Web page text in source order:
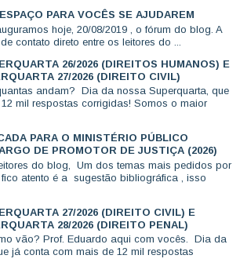
PARA VOCÊS SE AJUDAREM
hoje, 20/08/2019 , o fórum do blog. A
contato direto entre os leitores do ...
26/2026 (DIREITOS HUMANOS) E
27/2026 (DIREITO CIVIL)
andam? Dia da nossa Superquarta, que
mil respostas corrigidas! Somos o maior
PARA O MINISTÉRIO PÚBLICO
DE PROMOTOR DE JUSTIÇA (2026)
do blog, Um dos temas mais pedidos por
atento é a sugestão bibliográfica , isso
27/2026 (DIREITO CIVIL) E
28/2026 (DIREITO PENAL)
vão? Prof. Eduardo aqui com vocês. Dia da
já conta com mais de 12 mil respostas